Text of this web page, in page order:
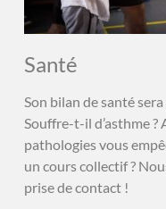
Santé
Son bilan de santé
Souffre-t-il d’asthme ?
pathologies vous
un cours collectif ?
prise de contact !